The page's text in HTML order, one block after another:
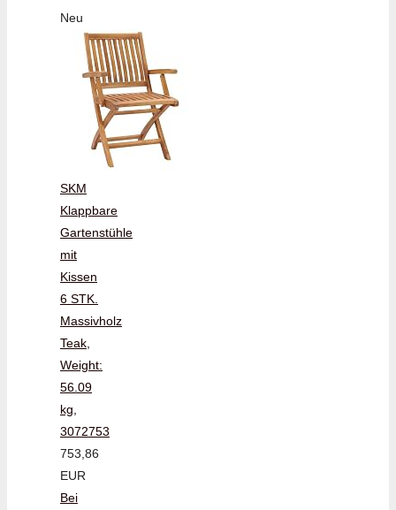
Neu
SKM
Klappbare
Gartenstühle
mit
Kissen
6 STK.
Massivholz
Teak,
Weight:
56.09
kg,
3072753
753,86
EUR
Bei